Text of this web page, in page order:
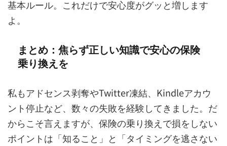
基本ルール。これだけで安心度がグッと増します
よ。
まとめ：焦らず正しい知識で安心の保険
乗り換えを
私もアドセンス剥奪やTwitter凍結、Kindleアカウ
ント停止など、数々の失敗を経験してきました。だ
からこそ言えますが、保険の乗り換えで損をしない
ポイントは「知ること」と「タイミングを逃さない